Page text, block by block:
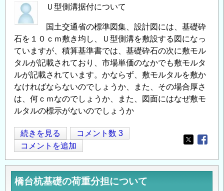
災
地
か
ら
み
た
復
興
の
状」
の
ン
ジ
耐
震
補
強
の
Ｕ型側溝据付について
国土交通省の標準図集、設計図には、基礎砕
石を１０ｃｍ敷き均し、Ｕ型側溝を敷設する図になっ
ていますが、積算基準書では、基礎砕石の次に敷モル
タルが記載されており、市場単価のなかでも敷モルタ
ルが記載されています。かならず、敷モルタルを敷か
なければならないのでしょうか、また、その場合厚さ
は、何ｃｍなのでしょうか、また、図面にはなぜ敷モ
ルタルの標示がないのでしょうか
Ｕ
型
側
溝
の
続きを見る
コメント数 3
コメントを追加
Opens in
橋台杭基礎の荷重分担について